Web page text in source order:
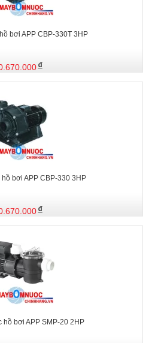
bơi APP CBP-330T 3HP
bơi APP CBP-330 3HP
hồ bơi APP SMP-20 2HP